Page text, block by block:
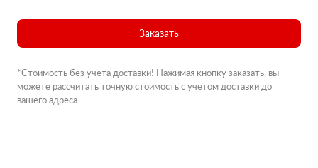
Заказать
*Стоимость без учета доставки! Нажимая кнопку заказать, вы
можете рассчитать точную стоимость с учетом доставки до
вашего адреса.